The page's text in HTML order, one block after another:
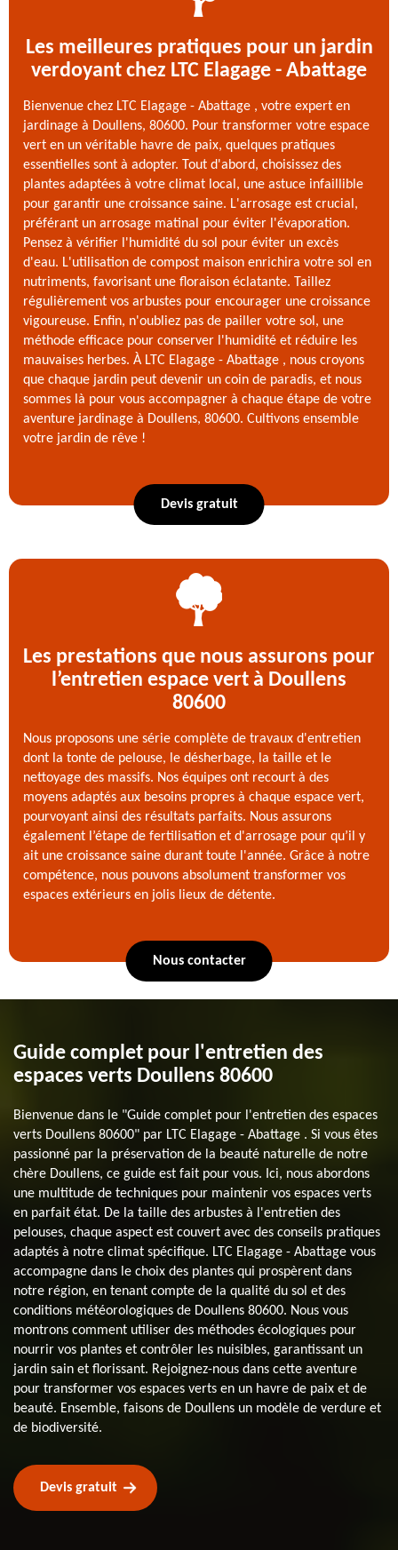
Les meilleures pratiques pour un jardin
verdoyant chez LTC Elagage - Abattage
Bienvenue chez LTC Elagage - Abattage , votre expert en
jardinage à Doullens, 80600. Pour transformer votre espace
vert en un véritable havre de paix, quelques pratiques
essentielles sont à adopter. Tout d'abord, choisissez des
plantes adaptées à votre climat local, une astuce infaillible
pour garantir une croissance saine. L'arrosage est crucial,
préférant un arrosage matinal pour éviter l'évaporation.
Pensez à vérifier l'humidité du sol pour éviter un excès
d'eau. L'utilisation de compost maison enrichira votre sol en
nutriments, favorisant une floraison éclatante. Taillez
régulièrement vos arbustes pour encourager une croissance
vigoureuse. Enfin, n'oubliez pas de pailler votre sol, une
méthode efficace pour conserver l'humidité et réduire les
mauvaises herbes. À LTC Elagage - Abattage , nous croyons
que chaque jardin peut devenir un coin de paradis, et nous
sommes là pour vous accompagner à chaque étape de votre
aventure jardinage à Doullens, 80600. Cultivons ensemble
votre jardin de rêve !
Devis gratuit
Les prestations que nous assurons pour
l’entretien espace vert à Doullens
80600
Nous proposons une série complète de travaux d'entretien
dont la tonte de pelouse, le désherbage, la taille et le
nettoyage des massifs. Nos équipes ont recourt à des
moyens adaptés aux besoins propres à chaque espace vert,
pourvoyant ainsi des résultats parfaits. Nous assurons
également l’étape de fertilisation et d'arrosage pour qu’il y
ait une croissance saine durant toute l'année. Grâce à notre
compétence, nous pouvons absolument transformer vos
espaces extérieurs en jolis lieux de détente.
Nous contacter
Guide complet pour l'entretien des
espaces verts Doullens 80600
Bienvenue dans le "Guide complet pour l'entretien des espaces
verts Doullens 80600" par LTC Elagage - Abattage . Si vous êtes
passionné par la préservation de la beauté naturelle de notre
chère Doullens, ce guide est fait pour vous. Ici, nous abordons
une multitude de techniques pour maintenir vos espaces verts
en parfait état. De la taille des arbustes à l'entretien des
pelouses, chaque aspect est couvert avec des conseils pratiques
adaptés à notre climat spécifique. LTC Elagage - Abattage vous
accompagne dans le choix des plantes qui prospèrent dans
notre région, en tenant compte de la qualité du sol et des
conditions météorologiques de Doullens 80600. Nous vous
montrons comment utiliser des méthodes écologiques pour
nourrir vos plantes et contrôler les nuisibles, garantissant un
jardin sain et florissant. Rejoignez-nous dans cette aventure
pour transformer vos espaces verts en un havre de paix et de
beauté. Ensemble, faisons de Doullens un modèle de verdure et
de biodiversité.
Devis gratuit